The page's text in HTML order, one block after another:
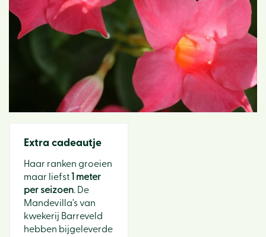
Extra cadeautje
Haar ranken groeien
maar liefst
1 meter
per seizoen. De
Mandevilla's van
kwekerij Barreveld
hebben bijgeleverde